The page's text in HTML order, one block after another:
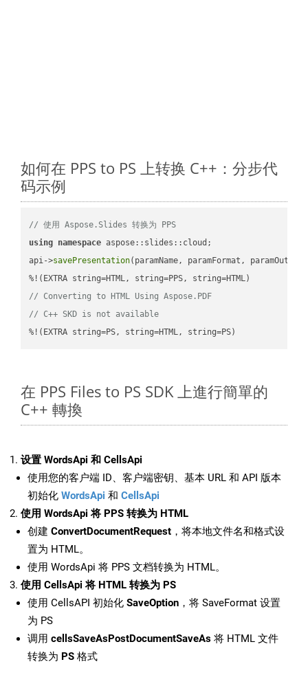
如何在 PPS to PS 上转换 C++：分步代
码示例
// 使用 Aspose.Slides 转换为 PPS
using namespace aspose::slides::cloud;
api->savePresentation(paramName, paramFormat,
// Converting to HTML Using Aspose.PDF
// C++ SKD is not available
%!(EXTRA string=PS, string=HTML, string=PS)
在 PPS Files to PS SDK 上進行簡單的
C++ 轉換
设置 WordsApi 和 CellsApi
使用您的客户端 ID、客户端密钥、基本 URL 和 API 版本
初始化 WordsApi 和 CellsApi
使用 WordsApi 将 PPS 转换为 HTML
创建 ConvertDocumentRequest ，将本地文件名和格式设
置为 HTML。
使用 WordsApi 将 PPS 文档转换为 HTML。
使用 CellsApi 将 HTML 转换为 PS
使用 CellsAPI 初始化 SaveOption ，将 SaveFormat 设置
为 PS
调用 cellsSaveAsPostDocumentSaveAs 将 HTML 文件
转换为 PS 格式